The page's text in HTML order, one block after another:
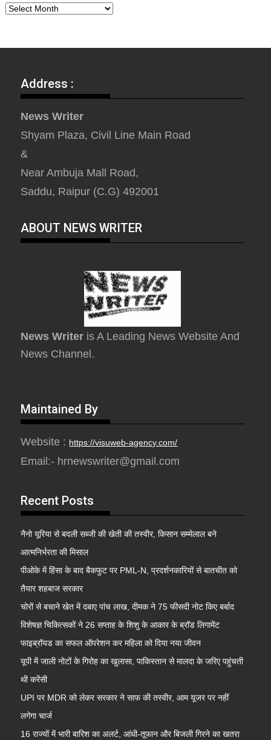
Address :
News Writer
Shyam Plaza, Civil Line Main Road
&
Near Ambuja Mall Road,
Saddu, Raipur (C.G) 492001
ABOUT NEWS WRITER
News Writer is A Leading News Website And
News Channel.
Maintained By
Website : https://visuweb-agency.com/
Email:- hrnewswriter@gmail.com
Recent Posts
नैनो यूरिया से बदली सब्जी की खेती की तस्वीर, किसान सम्मेलाल बने
आत्मनिर्भरता की मिसाल
पीओके में हिंसा के बाद बैकफुट पर PML-N, प्रदर्शनकारियों से बातचीत को
तैयार शहबाज सरकार
चोरों से बचाने खेत में दबाए पांच लाख, दीमक ने 75 फीसदी नोट किए बर्बाद
विशेषज्ञ चिकित्सकों ने 26 सप्ताह के शिशु के आकार के ब्रॉड लिगामेंट
फाइब्रॉयड का सफल ऑपरेशन कर महिला को दिया नया जीवन
यूपी में जाली नोटों के गिरोह का खुलासा, पाकिस्तान से मालदा के जरिए पहुंचती
थी करेंसी
UPI पर MDR को लेकर सरकार ने साफ की तस्वीर, आम यूजर पर नहीं
लगेगा चार्ज
16 राज्यों में भारी बारिश का अलर्ट, आंधी-तूफान और बिजली गिरने का खतरा